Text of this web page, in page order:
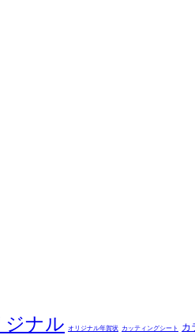
ジナル オリジナル年賀状 カッティングシート カ